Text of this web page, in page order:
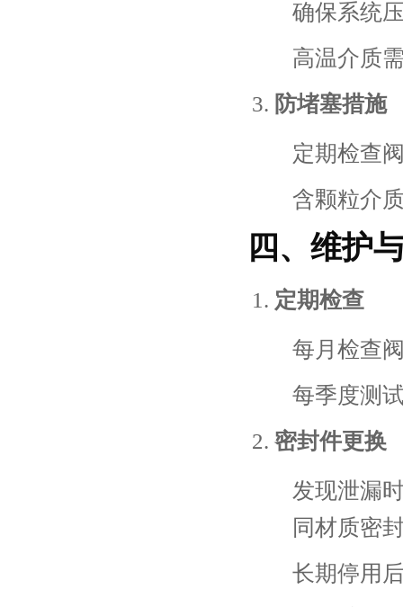
确保系统
高温介质
防堵塞措施
定期检查
含颗粒介
四、维护
定期检查
每月检查
每季度测
密封件更换
发现泄漏
同材质密
长期停用